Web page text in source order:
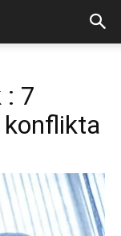
: 7
konflikta